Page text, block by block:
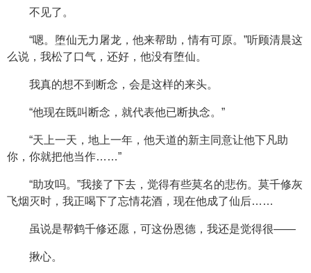
不见了。
“嗯。堕仙无力屠龙，他来帮助，情有可原。”听顾清晨这
么说，我松了口气，还好，他没有堕仙。
我真的想不到断念，会是这样的来头。
“他现在既叫断念，就代表他已断执念。”
“天上一天，地上一年，他天道的新主同意让他下凡助
你，你就把他当作……”
“助攻吗。”我接了下去，觉得有些莫名的悲伤。莫千修灰
飞烟灭时，我正喝下了忘情花酒，现在他成了仙后……
虽说是帮鹤千修还愿，可这份恩德，我还是觉得很——
揪心。